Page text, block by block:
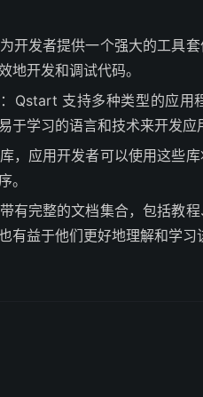
发者提供一个强大的工具套
地开发和调试代码。
支持多种类型的应用
于学习的语言和技术来开发应
应用开发者可以使用这些库
。
完整的文档集合，包括教程
有益于他们更好地理解和学习